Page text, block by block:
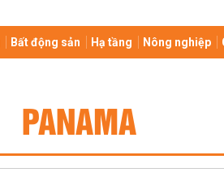
Bất động sản Hạ tầng Nông nghiệp
PANAMA